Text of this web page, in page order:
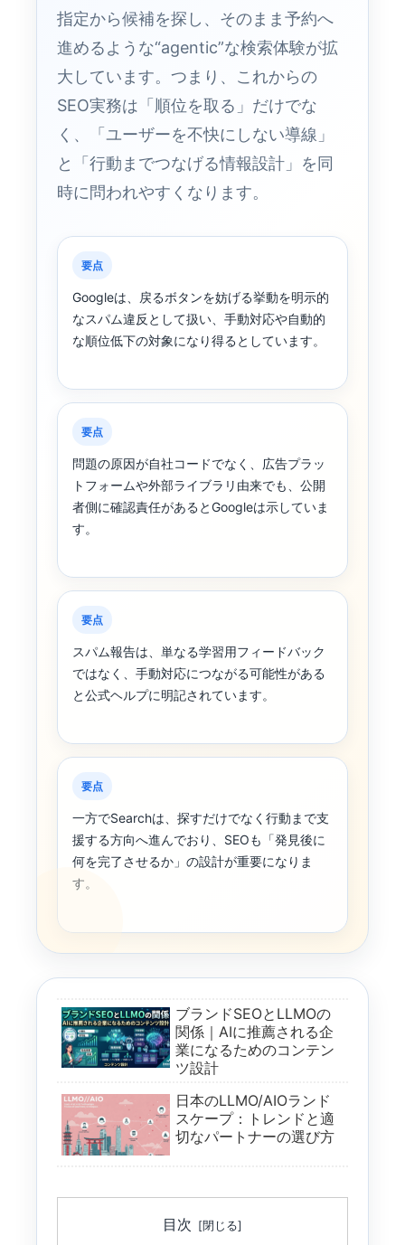
指定から候補を探し、そのまま予約へ
進めるような“agentic”な検索体験が拡
大しています。つまり、これからの
SEO実務は「順位を取る」だけでな
く、「ユーザーを不快にしない導線」
と「行動までつなげる情報設計」を同
時に問われやすくなります。
要点
Googleは、戻るボタンを妨げる挙動を明示的
なスパム違反として扱い、手動対応や自動的
な順位低下の対象になり得るとしています。
要点
問題の原因が自社コードでなく、広告プラッ
トフォームや外部ライブラリ由来でも、公開
者側に確認責任があるとGoogleは示していま
す。
要点
スパム報告は、単なる学習用フィードバック
ではなく、手動対応につながる可能性がある
と公式ヘルプに明記されています。
要点
一方でSearchは、探すだけでなく行動まで支
援する方向へ進んでおり、SEOも「発見後に
何を完了させるか」の設計が重要になりま
す。
ブランドSEOとLLMOの
関係｜AIに推薦される企
業になるためのコンテン
ツ設計
日本のLLMO/AIOランド
スケープ：トレンドと適
切なパートナーの選び方
目次